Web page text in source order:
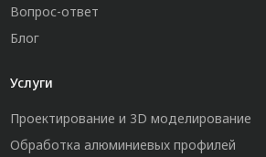
Вопрос-ответ
Блог
Услуги
Проектирование и 3D моделирование
Обработка алюминиевых профилей